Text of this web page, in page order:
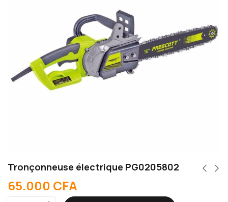
Tronçonneuse électrique PG0205802
65.000 CFA